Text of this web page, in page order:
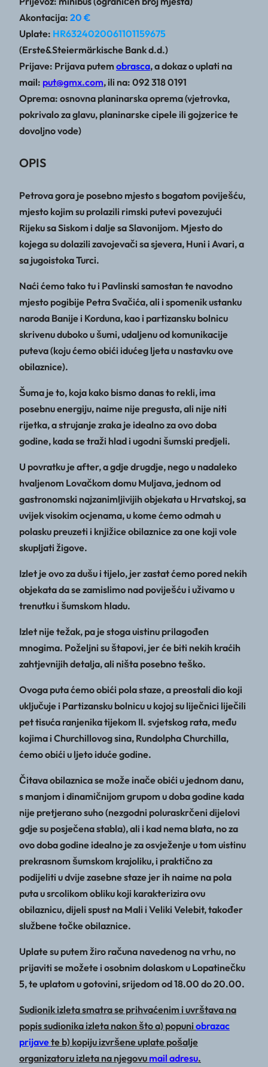
Akontacija: 20 €
Uplate: HR6324020061101159675
(Erste&Steiermärkische Bank d.d.)
Prijave: Prijava putem obrasca, a dokaz o uplati na
mail: put@gmx.com, ili na: 092 318 0191
Oprema: osnovna planinarska oprema (vjetrovka,
pokrivalo za glavu, planinarske cipele ili gojzerice te
dovoljno vode)
OPIS
Petrova gora je posebno mjesto s bogatom poviješću,
mjesto kojim su prolazili rimski putevi povezujući
Rijeku sa Siskom i dalje sa Slavonijom. Mjesto do
kojega su dolazili zavojevači sa sjevera, Huni i Avari, a
sa jugoistoka Turci.
Naći ćemo tako tu i Pavlinski samostan te navodno
mjesto pogibije Petra Svačića, ali i spomenik ustanku
naroda Banije i Korduna, kao i partizansku bolnicu
skrivenu duboko u šumi, udaljenu od komunikacije
puteva (koju ćemo obići idućeg ljeta u nastavku ove
obilaznice).
Šuma je to, koja kako bismo danas to rekli, ima
posebnu energiju, naime nije pregusta, ali nije niti
rijetka, a strujanje zraka je idealno za ovo doba
godine, kada se traži hlad i ugodni šumski predjeli.
U povratku je after, a gdje drugdje, nego u nadaleko
hvaljenom Lovačkom domu Muljava, jednom od
gastronomski najzanimljivijih objekata u Hrvatskoj, sa
uvijek visokim ocjenama, u kome ćemo odmah u
polasku preuzeti i knjižice obilaznice za one koji vole
skupljati žigove.
Izlet je ovo za dušu i tijelo, jer zastat ćemo pored nekih
objekata da se zamislimo nad poviješću i uživamo u
trenutku i šumskom hladu.
Izlet nije težak, pa je stoga uistinu prilagođen
mnogima. Poželjni su štapovi, jer će biti nekih kraćih
zahtjevnijih detalja, ali ništa posebno teško.
Ovoga puta ćemo obići pola staze, a preostali dio koji
uključuje i Partizansku bolnicu u kojoj su liječnici liječili
pet tisuća ranjenika tijekom II. svjetskog rata, među
kojima i Churchillovog sina, Rundolpha Churchilla,
ćemo obići u ljeto iduće godine.
Čitava obilaznica se može inače obići u jednom danu,
s manjom i dinamičnijom grupom u doba godine kada
nije pretjerano suho (nezgodni poluraskrčeni dijelovi
gdje su posječena stabla), ali i kad nema blata, no za
ovo doba godine idealno je za osvježenje u tom uistinu
prekrasnom šumskom krajoliku, i praktično za
podijeliti u dvije zasebne staze jer ih naime na pola
puta u srcolikom obliku koji karakterizira ovu
obilaznicu, dijeli spust na Mali i Veliki Velebit, također
službene točke obilaznice.
Uplate su putem žiro računa navedenog na vrhu, no
prijaviti se možete i osobnim dolaskom u Lopatinečku
5, te uplatom u gotovini, srijedom od 18.00 do 20.00.
Sudionik izleta smatra se prihvaćenim i uvrštava na
popis sudionika izleta nakon što a) popuni obrazac
prijavete b) kopiju izvršene uplate pošalje
organizatoru izleta na njegovu mail adresu.